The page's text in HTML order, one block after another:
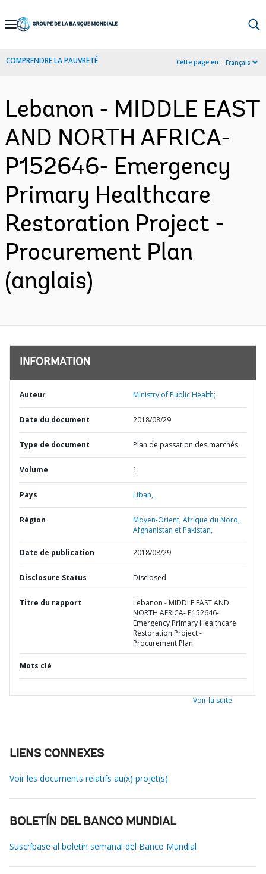
Skip
Navigation
COMPRENDRE LA PAUVRETÉ Cette page en : Français
Lebanon - MIDDLE EAST
AND NORTH AFRICA-
P152646- Emergency
Primary Healthcare
Restoration Project -
Procurement Plan
(anglais)
INFORMATION
Auteur Ministry of Public Health;
Date du document 2018/08/29
Type de document Plan de passation des marchés
Volume 1
Pays Liban,
Région
Moyen-Orient, Afrique du Nord,
Afghanistan et Pakistan,
Date de publication 2018/08/29
Disclosure Status Disclosed
Titre du rapport
Lebanon - MIDDLE EAST AND
NORTH AFRICA- P152646-
Emergency Primary Healthcare
Restoration Project -
Procurement Plan
Mots clé
Voir la suite
LIENS CONNEXES
Voir les documents relatifs au(x) projet(s)
BOLETÍN DEL BANCO MUNDIAL
Suscríbase al boletín semanal del Banco Mundial